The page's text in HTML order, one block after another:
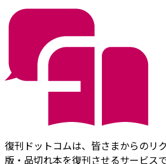
復刊ドットコムは、皆さまからのリ
版・品切れ本を復刊させるサービスで